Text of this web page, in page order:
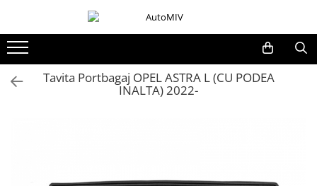
Oferta Saptamanii
Seturi Butoane
Tavita Portbagaj OPEL ASTRA L (CU PODEA
INALTA) 2022-